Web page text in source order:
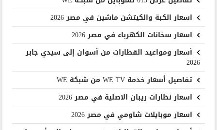
تفاصيل عرض 015 للموبايل من شبكة WE
اسعار الكبة والكيتشن ماشين في مصر 2026
اسعار سخانات الكهرباء في مصر 2026
أسعار ومواعيد القطارات من أسوان إلى سيدي جابر
2026
تفاصيل أسعار خدمة WE TV من شبكة WE
اسعار نظارات ريبان الاصلية في مصر 2026
اسعار موبايلات شاومي في مصر 2026